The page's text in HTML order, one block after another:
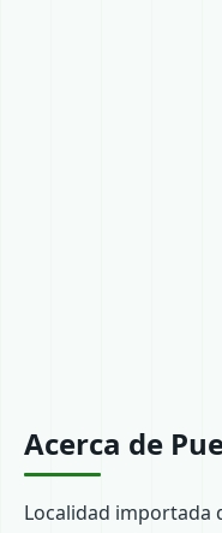
Acerca de
Localidad importada